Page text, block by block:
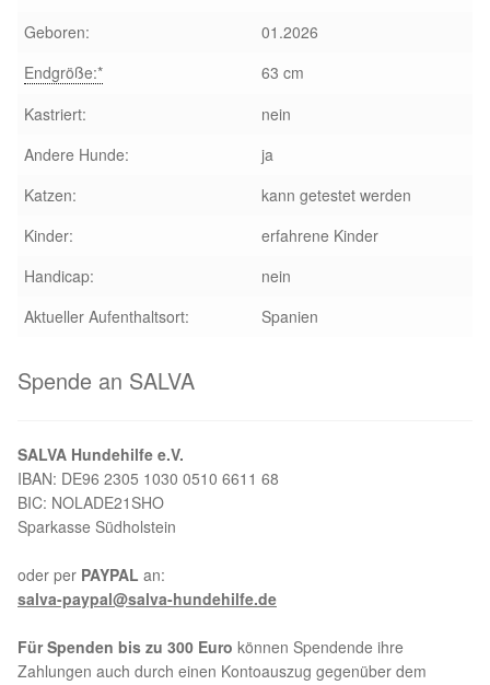
Aktion „Hilfe La Linea“
Partnertierheim in Bulgarien
Geboren:
01.2026
Endgröße:*
63 cm
Kastriert:
nein
Andere Hunde:
ja
Katzen:
kann getestet werden
Kinder:
erfahrene Kinder
Handicap:
nein
Aktueller Aufenthaltsort:
Spanien
Spende an SALVA
SALVA Hundehilfe e.V.
IBAN: DE96 2305 1030 0510 6611 68
BIC: NOLADE21SHO
Sparkasse Südholstein
oder per PAYPAL an:
salva-paypal@salva-hundehilfe.de
Für Spenden bis zu 300 Euro können Spendende ihre
Zahlungen auch durch einen Kontoauszug gegenüber dem